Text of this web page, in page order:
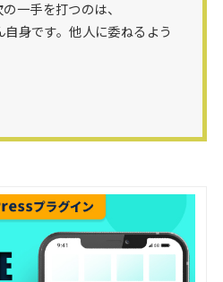
一手を打つのは、
身です。他人に委ねるよう